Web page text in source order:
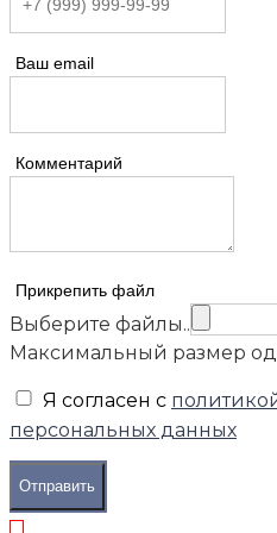
Ваш email
Комментарий
Прикрепить файл
Выберите файлы..
Максимальный размер
Я согласен с
персональных данных
Отправить